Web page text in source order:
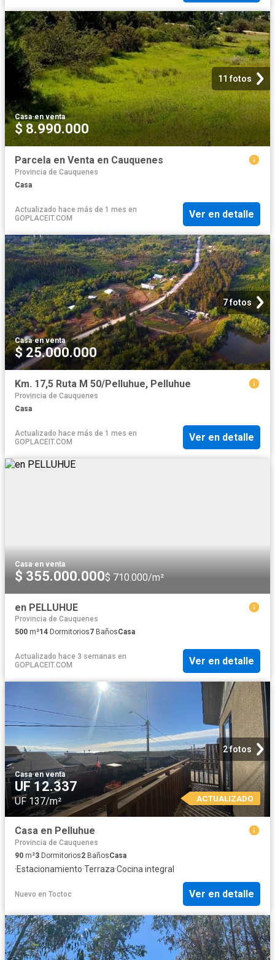
11 fotos
Casa·en venta
$ 8.990.000
Parcela en Venta en Cauquenes
Provincia de Cauquenes
Casa
Actualizado hace más de 1 mes en
GOPLACEIT.COM
Ver en detalle
7 fotos
Casa·en venta
$ 25.000.000
Km. 17,5 Ruta M 50/Pelluhue, Pelluhue
Provincia de Cauquenes
Casa
Actualizado hace más de 1 mes en
GOPLACEIT.COM
Ver en detalle
Casa·en venta
$ 355.000.000$ 710.000/m²
en PELLUHUE
Provincia de Cauquenes
500 m²14 Dormitorios7 BañosCasa
Actualizado hace 3 semanas en
GOPLACEIT.COM
Ver en detalle
2 fotos
Casa·en venta
UF 12.337
UF 137/m² ACTUALIZADO
Casa en Pelluhue
Provincia de Cauquenes
90 m²3 Dormitorios2 BañosCasa
·Estacionamiento·Terraza·Cocina integral
Nuevo en Toctoc Ver en detalle